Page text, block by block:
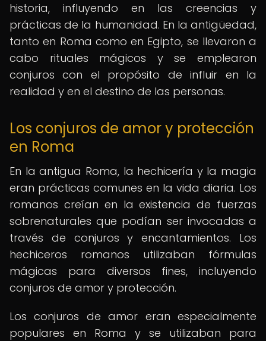
historia, influyendo en las creencias y
prácticas de la humanidad. En la antigüedad,
tanto en Roma como en Egipto, se llevaron a
cabo rituales mágicos y se emplearon
conjuros con el propósito de influir en la
realidad y en el destino de las personas.
Los conjuros de amor y protección
en Roma
En la antigua Roma, la hechicería y la magia
eran prácticas comunes en la vida diaria. Los
romanos creían en la existencia de fuerzas
sobrenaturales que podían ser invocadas a
través de conjuros y encantamientos. Los
hechiceros romanos utilizaban fórmulas
mágicas para diversos fines, incluyendo
conjuros de amor y protección.
Los conjuros de amor eran especialmente
populares en Roma y se utilizaban para